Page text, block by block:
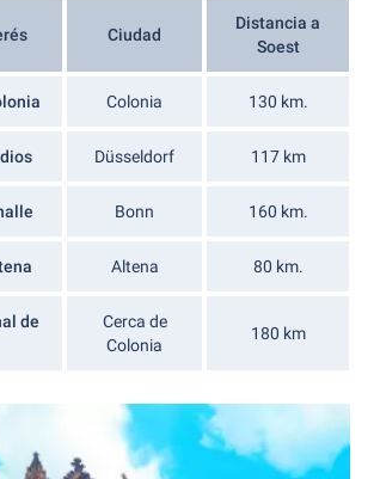
Ciudad
Distancia a
Soest
Colonia 130 km.
Düsseldorf 117 km
Bonn 160 km.
Altena 80 km.
de
Cerca de
Colonia
180 km